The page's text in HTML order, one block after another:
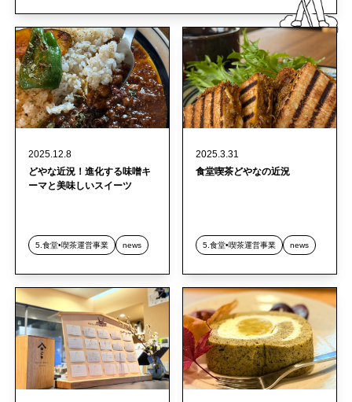
2025.12.8
どやな近況！進化する味噌キ
ーマと美味しいスイーツ
5.食堂•喫茶運営事業 news
2025.3.31
食堂喫茶どやなの近況
5.食堂•喫茶運営事業 news